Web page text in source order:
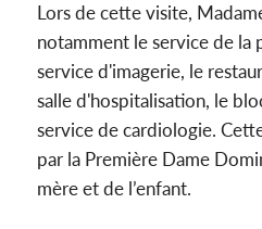
Lors de cette visite,
notamment le service de la
service d'imagerie, le
salle d'hospitalisation, le
service de cardiologie.
par la Première Dame
mère et de l’enfant.